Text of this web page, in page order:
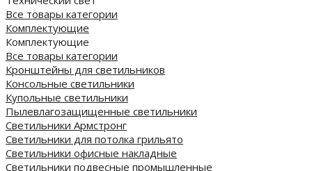
Все товары категории
Комплектующие
Комплектующие
Все товары категории
Кронштейны для светильников
Консольные светильники
Купольные светильники
Пылевлагозащищенные светильники
Светильники Армстронг
Светильники для потолка грильято
Светильники офисные накладные
Светильники подвесные промышленные